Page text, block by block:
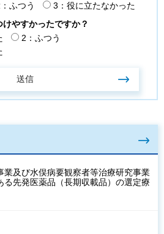
ふつう
3：役に立たなかった
やすかったですか？
2：ふつう
業及び水俣病要観察者等治療研究事業
る先発医薬品（長期収載品）の選定療